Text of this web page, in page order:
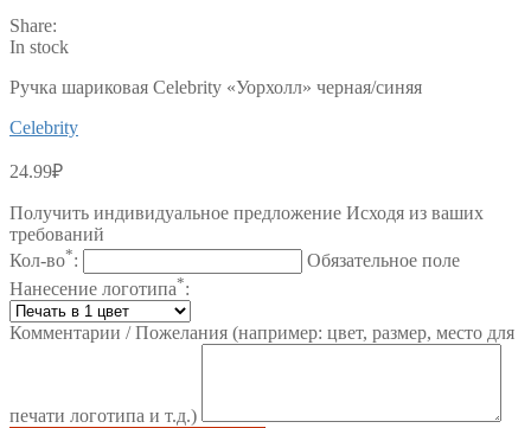
Share:
In stock
Ручка шариковая Celebrity «Уорхолл» черная/синяя
Celebrity
24.99₽
Получить индивидуальное предложение Исходя из ваших
требований
Кол-во*:
Обязательное поле
Нанесение логотипа*:
Комментарии / Пожелания (например: цвет, размер, место для
печати логотипа и т.д.)